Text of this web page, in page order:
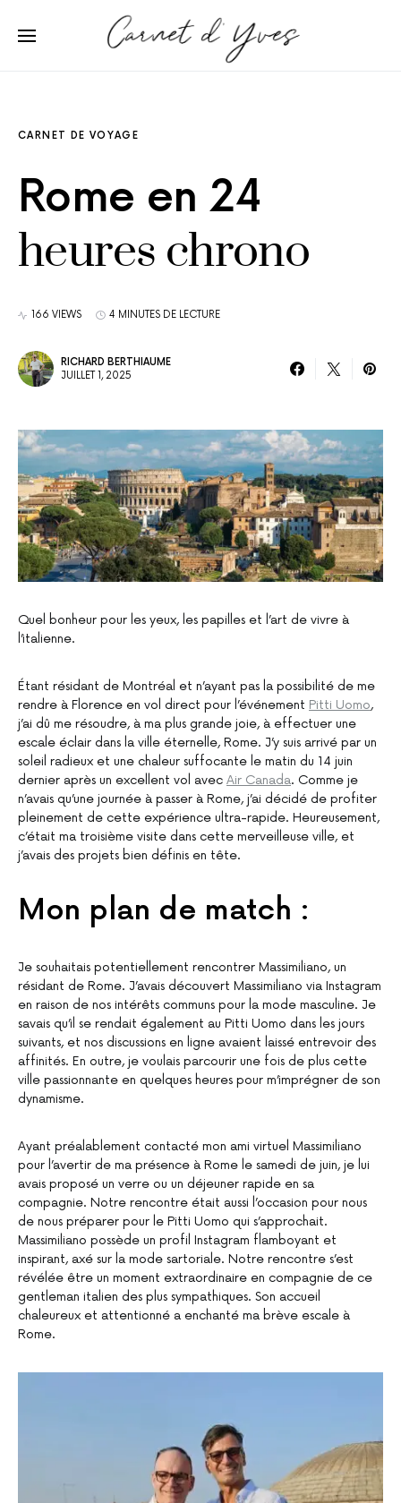
CARNET DE VOYAGE
Rome en 24
heures chrono
166 VIEWS 4 MINUTES DE LECTURE
RICHARD BERTHIAUME
JUILLET 1, 2025
Quel bonheur pour les yeux, les papilles et l’art de vivre à
l’italienne.
Étant résidant de Montréal et n’ayant pas la possibilité de me
rendre à Florence en vol direct pour l’événement Pitti Uomo,
j’ai dû me résoudre, à ma plus grande joie, à effectuer une
escale éclair dans la ville éternelle, Rome. J’y suis arrivé par un
soleil radieux et une chaleur suffocante le matin du 14 juin
dernier après un excellent vol avec Air Canada. Comme je
n’avais qu’une journée à passer à Rome, j’ai décidé de profiter
pleinement de cette expérience ultra-rapide. Heureusement,
c’était ma troisième visite dans cette merveilleuse ville, et
j’avais des projets bien définis en tête.
Mon plan de match :
Je souhaitais potentiellement rencontrer Massimiliano, un
résidant de Rome. J’avais découvert Massimiliano via Instagram
en raison de nos intérêts communs pour la mode masculine. Je
savais qu’il se rendait également au Pitti Uomo dans les jours
suivants, et nos discussions en ligne avaient laissé entrevoir des
affinités. En outre, je voulais parcourir une fois de plus cette
ville passionnante en quelques heures pour m’imprégner de son
dynamisme.
Ayant préalablement contacté mon ami virtuel Massimiliano
pour l’avertir de ma présence à Rome le samedi de juin, je lui
avais proposé un verre ou un déjeuner rapide en sa
compagnie. Notre rencontre était aussi l’occasion pour nous
de nous préparer pour le Pitti Uomo qui s’approchait.
Massimiliano possède un profil Instagram flamboyant et
inspirant, axé sur la mode sartoriale. Notre rencontre s’est
révélée être un moment extraordinaire en compagnie de ce
gentleman italien des plus sympathiques. Son accueil
chaleureux et attentionné a enchanté ma brève escale à
Rome.